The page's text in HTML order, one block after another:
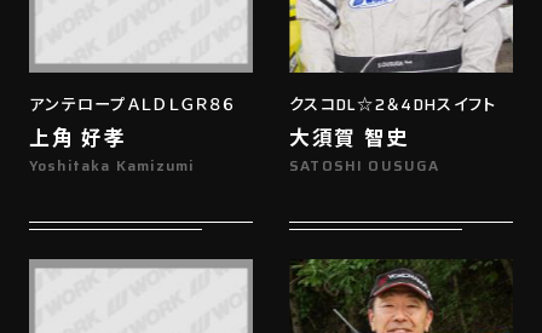
アンテロープＡＬＤＬＧＲ８６
上角 好孝
Yoshitaka Kamizumi
クスコDL☆2＆4DHスイフト
大須賀 智史
SATOSHI OUSUGA